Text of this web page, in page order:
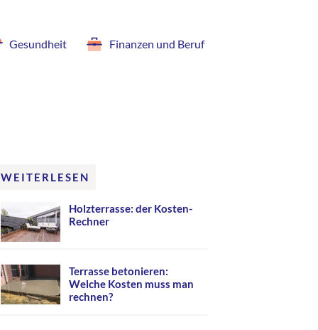
Gesundheit Finanzen und Beruf
WEITERLESEN
Holzterrasse: der Kosten-
Rechner
Terrasse betonieren:
Welche Kosten muss man
rechnen?